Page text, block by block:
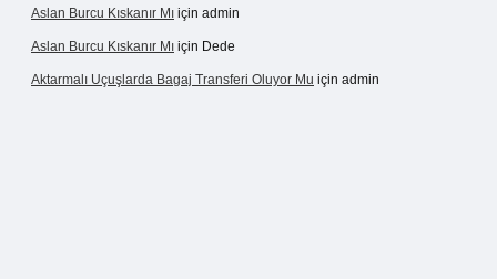
Aslan Burcu Kıskanır Mı için admin
Aslan Burcu Kıskanır Mı için Dede
Aktarmalı Uçuşlarda Bagaj Transferi Oluyor Mu için admin